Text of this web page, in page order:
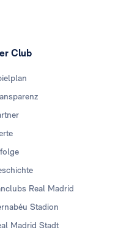
Club
Real Madrid
Stadion
Madrid Stadt